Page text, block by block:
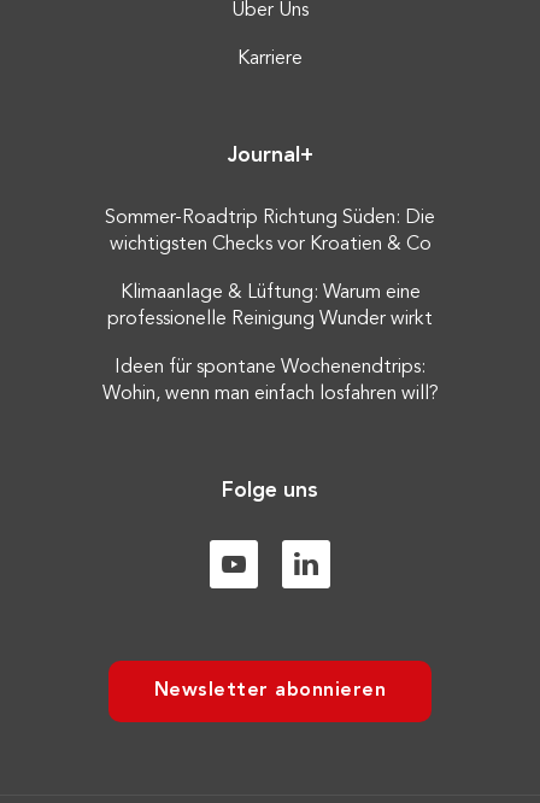
Über Uns
Karriere
Journal+
Sommer-Roadtrip Richtung Süden: Die
wichtigsten Checks vor Kroatien & Co
Klimaanlage & Lüftung: Warum eine
professionelle Reinigung Wunder wirkt
Ideen für spontane Wochenendtrips:
Wohin, wenn man einfach losfahren will?
Folge uns
Newsletter abonnieren